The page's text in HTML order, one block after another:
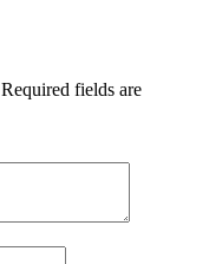
Required fields are